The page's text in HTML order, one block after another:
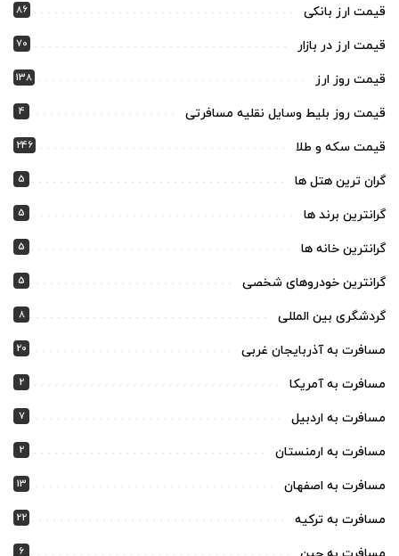
قیمت ارز بانکی 86
قیمت ارز در بازار 70
قیمت روز ارز 138
قیمت روز بلیط وسایل نقلیه مسافرتی 4
قیمت سکه و طلا 246
گران ترین هتل ها 5
گرانترین برند ها 5
گرانترین خانه ها 5
گرانترین خودروهای شخصی 5
گردشگری بین المللی 8
مسافرت به آذربایجان غربی 20
مسافرت به آمریکا 2
مسافرت به اردبیل 7
مسافرت به ارمنستان 2
مسافرت به اصفهان 13
مسافرت به ترکیه 22
6